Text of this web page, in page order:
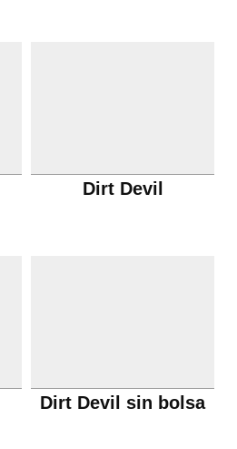
Dirt Devil
Dirt Devil sin bolsa